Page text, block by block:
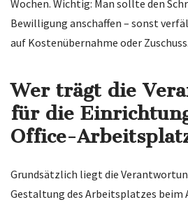
Wochen. Wichtig: Man sollte den
Bewilligung anschaffen – sonst
auf Kostenübernahme oder Zuschuss.
Wer trägt die
für die
Office-
Grundsätzlich liegt die
Gestaltung des Arbeitsplatzes beim